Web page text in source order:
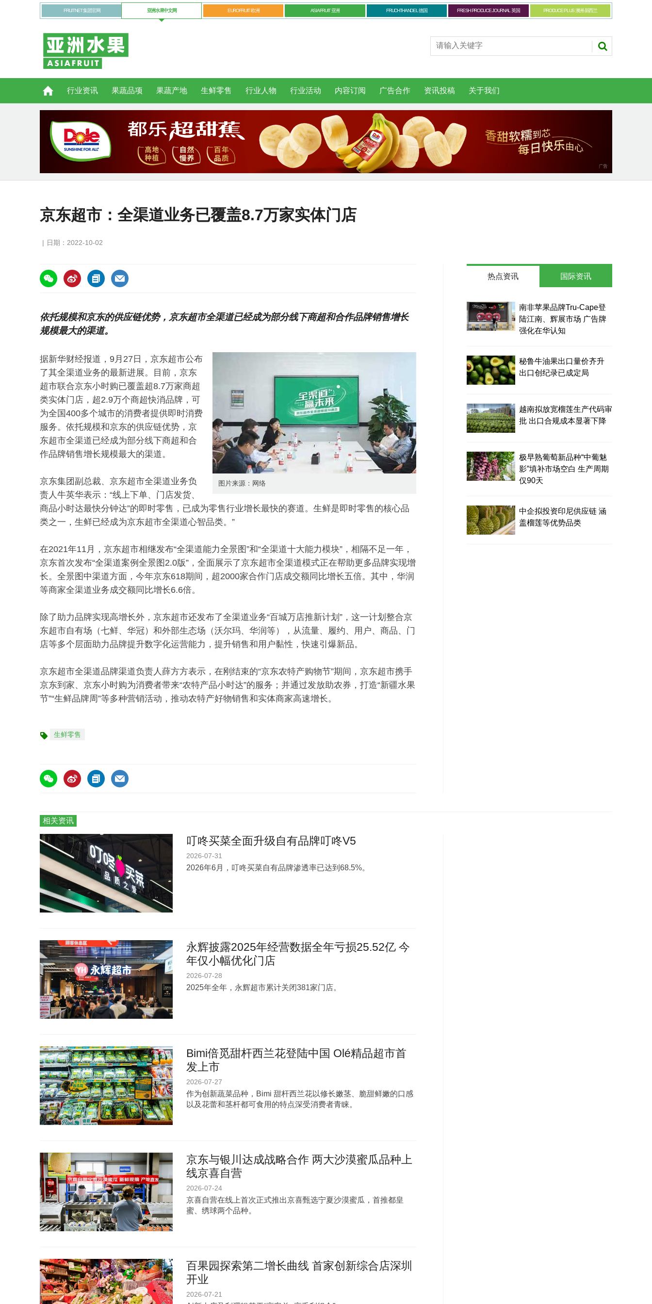
FRUITNET 集团官网 亚洲水果中文网 EUROFRUIT 欧洲 ASIAFRUIT 亚洲 FRUCHTHANDEL 德国 FRESH PRODUCE JOURNAL 英国 PRODUCE PLUS 澳洲-新西兰
行业资讯 果蔬品项 果蔬产地 生鲜零售 行业人物 行业活动 内容订阅 广告合作 资讯投稿 关于我们
京东超市：全渠道业务已覆盖8.7万家实体门店
日期：2022-10-02
https://asiafruitchina.net/22715.html
依托规模和京东的供应链优势，京东超市全渠道已经成为部分线下商超和合作品牌销售增长
规模最大的渠道。
图片来源：网络
据新华财经报道，9月27日，京东超市公布
了其全渠道业务的最新进展。目前，京东
超市联合京东小时购已覆盖超8.7万家商超
类实体门店，超2.9万个商超快消品牌，可
为全国400多个城市的消费者提供即时消费
服务。依托规模和京东的供应链优势，京
东超市全渠道已经成为部分线下商超和合
作品牌销售增长规模最大的渠道。
京东集团副总裁、京东超市全渠道业务负
责人牛英华表示：“线上下单、门店发货、
商品小时达最快分钟达”的即时零售，已成为零售行业增长最快的赛道。生鲜是即时零售的核心品
类之一，生鲜已经成为京东超市全渠道心智品类。”
在2021年11月，京东超市相继发布“全渠道能力全景图”和“全渠道十大能力模块”，相隔不足一年，
京东首次发布“全渠道案例全景图2.0版”，全面展示了京东超市全渠道模式正在帮助更多品牌实现增
长。全景图中渠道方面，今年京东618期间，超2000家合作门店成交额同比增长五倍。其中，华润
等商家全渠道业务成交额同比增长6.6倍。
除了助力品牌实现高增长外，京东超市还发布了全渠道业务“百城万店推新计划”，这一计划整合京
东超市自有场（七鲜、华冠）和外部生态场（沃尔玛、华润等），从流量、履约、用户、商品、门
店等多个层面助力品牌提升数字化运营能力，提升销售和用户黏性，快速引爆新品。
京东超市全渠道品牌渠道负责人薛方方表示，在刚结束的“京东农特产购物节”期间，京东超市携手
京东到家、京东小时购为消费者带来“农特产品小时达”的服务；并通过发放助农券，打造“新疆水果
节”“生鲜品牌周”等多种营销活动，推动农特产好物销售和实体商家高速增长。
标 生鲜零售
热点资讯
南非苹果品牌Tru-Cape登
陆江南、辉展市场 广告牌
强化在华认知
秘鲁牛油果出口量价齐升
出口创纪录已成定局
越南拟放宽榴莲生产代码审
批 出口合规成本显著下降
极早熟葡萄新品种“中葡魅
影”填补市场空白 生产周期
仅90天
中企拟投资印尼供应链 涵
盖榴莲等优势品类
国际资讯
相关资讯
叮咚买菜全面升级自有品牌叮咚V5
2026-07-31
2026年6月，叮咚买菜自有品牌渗透率已达到68.5%。
永辉披露2025年经营数据全年亏损25.52亿 今
年仅小幅优化门店
2026-07-28
2025年全年，永辉超市累计关闭381家门店。
Bimi倍觅甜杆西兰花登陆中国 Olé精品超市首
发上市
2026-07-27
作为创新蔬菜品种，Bimi 甜杆西兰花以修长嫩茎、脆甜鲜嫩的口感
以及花蕾和茎杆都可食用的特点深受消费者青睐。
京东与银川达成战略合作 两大沙漠蜜瓜品种上
线京喜自营
2026-07-24
京喜自营在线上首次正式推出京喜甄选宁夏沙漠蜜瓜，首推都皇
蜜、绣球两个品种。
百果园探索第二增长曲线 首家创新综合店深圳
开业
2026-07-21